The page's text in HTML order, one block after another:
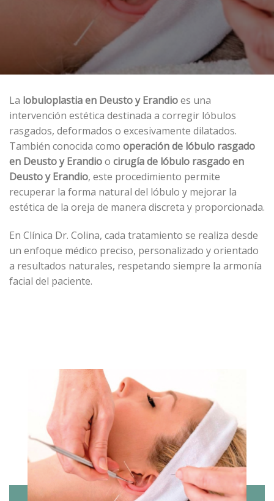
La lobuloplastia en Deusto y Erandioes una
intervención estética destinada a corregir lóbulos
rasgados, deformados o excesivamente dilatados.
También conocida como operación de lóbulo rasgado
en Deusto y Erandioo cirugía de lóbulo rasgado en
Deusto y Erandio, este procedimiento permite
recuperar la forma natural del lóbulo y mejorar la
estética de la oreja de manera discreta y proporcionada.
En Clínica Dr. Colina, cada tratamiento se realiza desde
un enfoque médico preciso, personalizado y orientado
a resultados naturales, respetando siempre la armonía
facial del paciente.